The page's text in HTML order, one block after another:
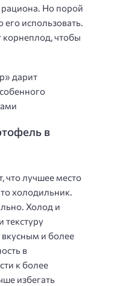
Но порой
использовать.
корнеплод, чтобы
дарит
в
что лучшее место
холодильник.
Холод и
текстуру
вкусным и более
в
к более
избегать